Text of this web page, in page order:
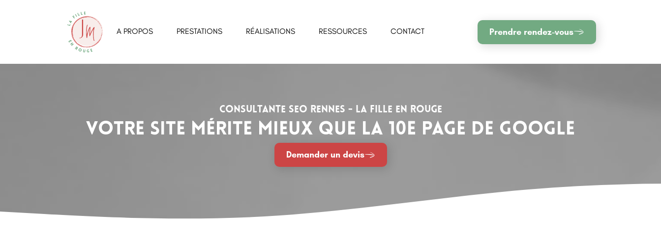
A PROPOS PRESTATIONS RÉALISATIONS RESSOURCES CONTACT Prendre rendez-vous
Consultante SEO Rennes - La Fille En Rouge
Votre site mérite mieux que la 10e page de Google
Demander un devis